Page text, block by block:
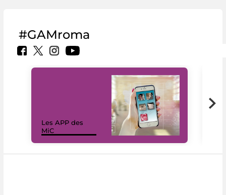
#GAMroma
Les APP des
MiC